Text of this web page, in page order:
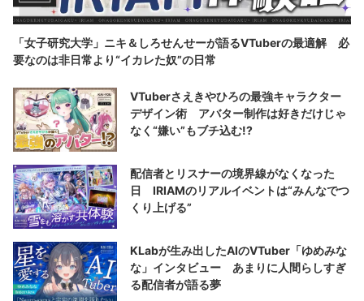
「女子研究大学」ニキ＆しろせんせーが語るVTuberの最適解 必
要なのは非日常より“イカレた奴”の日常
VTuberさえきやひろの最強キャラクター
デザイン術 アバター制作は好きだけじゃ
なく“嫌い”もブチ込む!?
配信者とリスナーの境界線がなくなった
日 IRIAMのリアルイベントは“みんなでつ
くり上げる”
KLabが生み出したAIのVTuber「ゆめみな
な」インタビュー あまりに人間らしすぎ
る配信者が語る夢